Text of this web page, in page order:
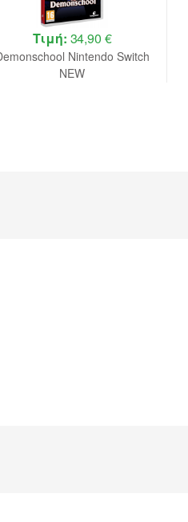
Τιμή: 34,90 €
Nintendo Switch
NEW